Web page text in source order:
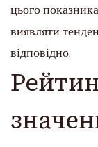
цього
виявляти
відповідно.